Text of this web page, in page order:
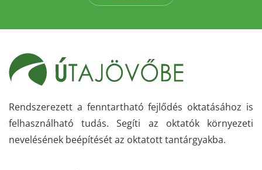
Rendszerezett a fenntartható fejlődés oktatásához is
felhasználható tudás. Segíti az oktatók környezeti
nevelésének beépítését az oktatott tantárgyakba.